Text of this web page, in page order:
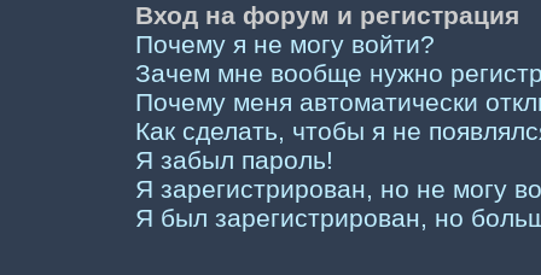
Вход на форум и регистрация
Почему я не могу войти?
Зачем мне вообще нужно
Почему меня автоматически
Как сделать, чтобы я не
Я забыл пароль!
Я зарегистрирован, но не могу
Я был зарегистрирован, но